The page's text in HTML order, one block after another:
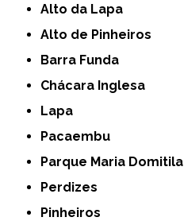
Alto da Lapa
Alto de Pinheiros
Barra Funda
Chácara Inglesa
Lapa
Pacaembu
Parque Maria Domitila
Perdizes
Pinheiros